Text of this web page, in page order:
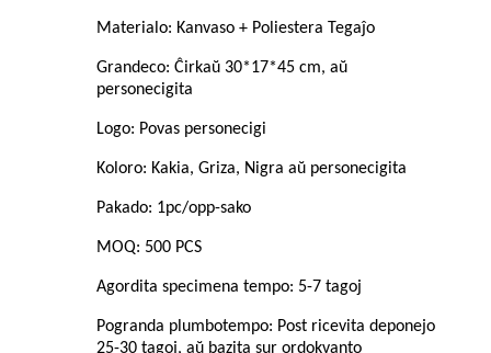
Materialo: Kanvaso + Poliestera Tegaĵo
Grandeco: Ĉirkaŭ 30*17*45 cm, aŭ
personecigita
Logo: Povas personecigi
Koloro: Kakia, Griza, Nigra aŭ personecigita
Pakado: 1pc/opp-sako
MOQ: 500 PCS
Agordita specimena tempo: 5-7 tagoj
Pogranda plumbotempo: Post ricevita deponejo
25-30 tagoj, aŭ bazita sur ordokvanto